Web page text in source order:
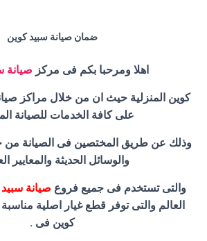
ضمان صيانة سبيد كوين
اهلا ومرحبا بكم فى مركز صيانة
كوين المنزلية حيث ان من خلال مراكز
على كافة الخدمات للصيانة
وذلك عن طريق المختصين فى الصيانة من
والوسائل الحديثة والمعايير
والتى تستخدم فى جميع فروع صيانة
العالم والتى توفر قطع غيار اصلية
كوين فى .